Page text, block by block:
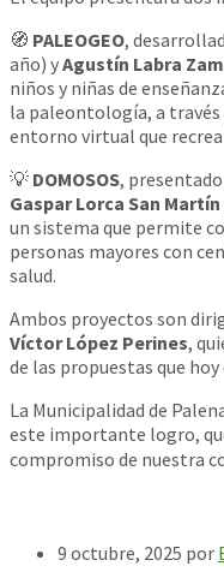
🧭 PALEOGEO,
año) yAgustín Labra
niños y niñas de
la paleontología, a
entorno virtual que
💡 DOMOSOS,
Gaspar Lorca San Martín
un sistema que permite
personas mayores con
salud.
Ambos proyectos son
Víctor López Perines,
de las propuestas que
La Municipalidad de
este importante logro,
compromiso de nuestra
9 octubre, 2025 por